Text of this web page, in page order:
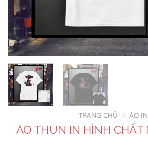
TRANG CHỦ / ÁO IN
ÁO THUN IN HÌNH CHẤT